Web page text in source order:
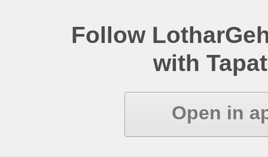
Follow
with
Open in